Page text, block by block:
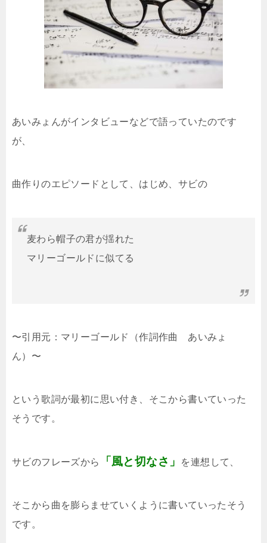
あいみょんがインタビューなどで語っていたのです
が、
曲作りのエピソードとして、はじめ、サビの
麦わら帽子の君が揺れた
マリーゴールドに似てる
〜引用元：マリーゴールド（作詞作曲 あいみょ
ん）〜
という歌詞が最初に思い付き、そこから書いていった
そうです。
サビのフレーズから 「風と切なさ」 を連想して、
そこから曲を膨らませていくように書いていったそう
です。